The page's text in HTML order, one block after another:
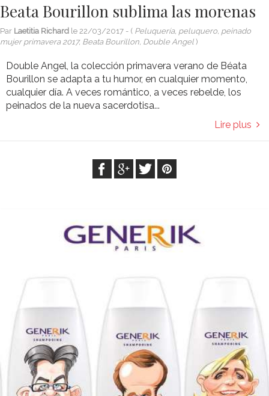
Beata Bourillon sublima las morenas
Par Laetitia Richard le 22/03/2017 - ( Peluquería, peluquero, peinado
mujer primavera 2017, Beata Bourillon, Double Angel )
Double Angel, la colección primavera verano de Béata
Bourillon se adapta a tu humor, en cualquier momento,
cualquier día. A veces romántico, a veces rebelde, los
peinados de la nueva sacerdotisa...
Lire plus